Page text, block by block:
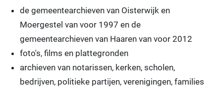
de gemeentearchieven van Oisterwijk en
Moergestel van voor 1997 en de
gemeentearchieven van Haaren van voor 2012
foto's, films en plattegronden
archieven van notarissen, kerken, scholen,
bedrijven, politieke partijen, verenigingen, families